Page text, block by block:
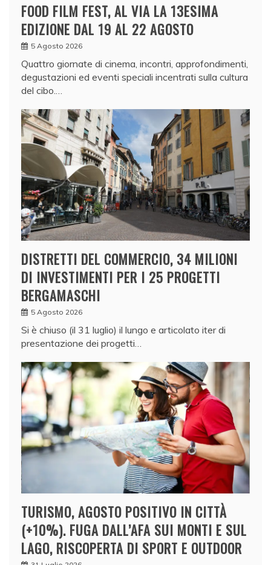
FOOD FILM FEST, AL VIA LA 13ESIMA
EDIZIONE DAL 19 AL 22 AGOSTO
5 Agosto 2026
Quattro giornate di cinema, incontri, approfondimenti,
degustazioni ed eventi speciali incentrati sulla cultura
del cibo.…
DISTRETTI DEL COMMERCIO, 34 MILIONI
DI INVESTIMENTI PER I 25 PROGETTI
BERGAMASCHI
5 Agosto 2026
Si è chiuso (il 31 luglio) il lungo e articolato iter di
presentazione dei progetti…
TURISMO, AGOSTO POSITIVO IN CITTÀ
(+10%). FUGA DALL’AFA SUI MONTI E SUL
LAGO, RISCOPERTA DI SPORT E OUTDOOR